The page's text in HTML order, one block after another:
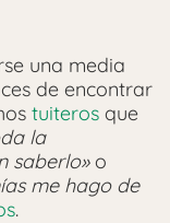
una media
de encontrar
tuiteros que
la
saberlo»o
me hago de
.